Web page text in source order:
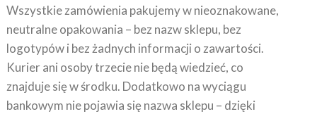
Wszystkie zamówienia pakujemy w nieoznakowane,
neutralne opakowania – bez nazw sklepu, bez
logotypów i bez żadnych informacji o zawartości.
Kurier ani osoby trzecie nie będą wiedzieć, co
znajduje się w środku. Dodatkowo na wyciągu
bankowym nie pojawia się nazwa sklepu – dzięki